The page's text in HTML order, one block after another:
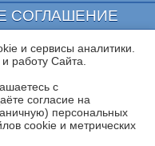
СОГЛАШЕНИЕ
CURATOR
"3ДНьюс" | Свидетельство о
законодательства в сфере
наследия
автора обязательна. Полное
нарушением
и возможно только с согласия
и сервисы аналитики.
работу Cайта.
с
согласие на
персональных
cookie и метрических